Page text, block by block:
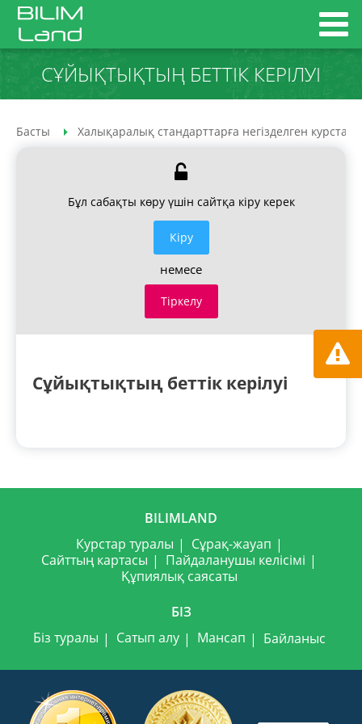
СҰЙЫҚТЫҚТЫҢ БЕТТІК КЕРІЛУІ
Басты Халықаралық стандарттарға негізделген курстар
Бұл сабақты көру үшін сайтқа кіру керек
Кiру
немесе
Тіркелу
Сұйықтықтың беттік керілуі
BILIMLAND
Курстар туралы
Сұрақ-жауап
Сайттың картасы
Пайдаланушы келісімі
Құпиялық саясаты
БІЗ
Біз туралы
Сатып алу Мансап Байланыс